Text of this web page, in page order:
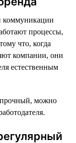
коммуникации
процессы,
что, когда
компании, они
естественным
прочный, можно